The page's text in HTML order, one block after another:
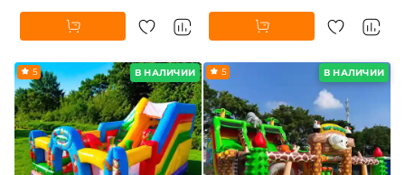
В НАЛИЧИИ
5 В НАЛИЧИИ
5